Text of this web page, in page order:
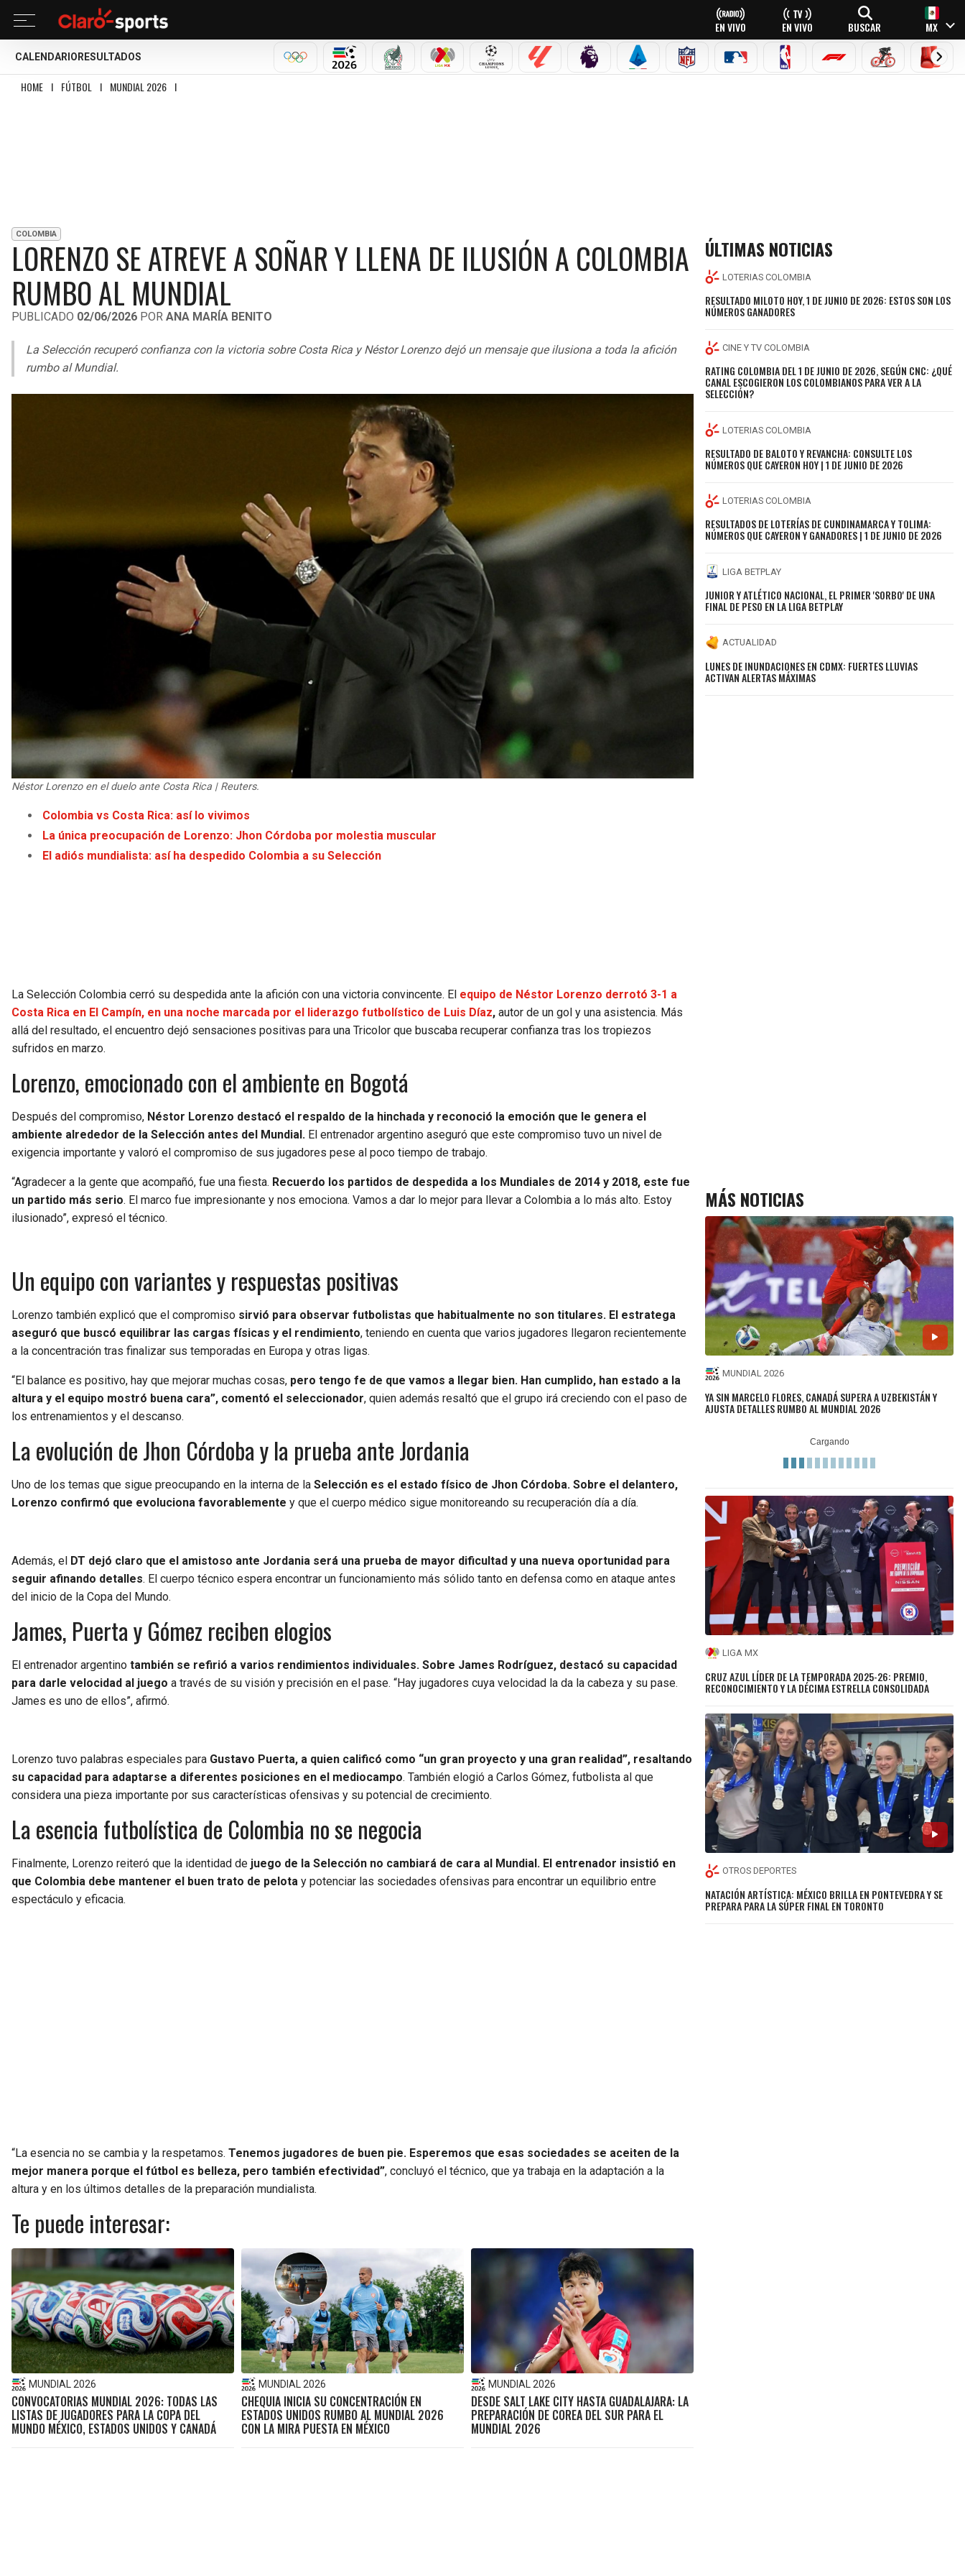
EN VIVO EN VIVO BUSCAR MX
CALENDARIO RESULTADOS
OLÍMPICOSMUNDIAL 2026SELECCIÓN MEXICANA
LIGA MX CHAMPIONS LEAGUE
LALIGA PREMIER LEAGUE
SERIE A NFL MLB NBA FÓRMULA 1CICLISMOBOXEO
HOME I FÚTBOL I MUNDIAL 2026 I
COLOMBIA
LORENZO SE ATREVE A SOÑAR Y LLENA DE ILUSIÓN A COLOMBIA
RUMBO AL MUNDIAL
PUBLICADO 02/06/2026 POR ANA MARÍA BENITO
La Selección recuperó confianza con la victoria sobre Costa Rica y Néstor Lorenzo dejó un mensaje que ilusiona a toda la afición
rumbo al Mundial.
Néstor Lorenzo en el duelo ante Costa Rica | Reuters.
Colombia vs Costa Rica: así lo vivimos
La única preocupación de Lorenzo: Jhon Córdoba por molestia muscular
El adiós mundialista: así ha despedido Colombia a su Selección
La Selección Colombia cerró su despedida ante la afición con una victoria convincente. El equipo de Néstor Lorenzo derrotó 3-1 a
Costa Rica en El Campín, en una noche marcada por el liderazgo futbolístico de Luis Díaz, autor de un gol y una asistencia. Más
allá del resultado, el encuentro dejó sensaciones positivas para una Tricolor que buscaba recuperar confianza tras los tropiezos
sufridos en marzo.
Lorenzo, emocionado con el ambiente en Bogotá
Después del compromiso, Néstor Lorenzo destacó el respaldo de la hinchada y reconoció la emoción que le genera el
ambiente alrededor de la Selección antes del Mundial. El entrenador argentino aseguró que este compromiso tuvo un nivel de
exigencia importante y valoró el compromiso de sus jugadores pese al poco tiempo de trabajo.
“Agradecer a la gente que acompañó, fue una fiesta. Recuerdo los partidos de despedida a los Mundiales de 2014 y 2018, este fue
un partido más serio. El marco fue impresionante y nos emociona. Vamos a dar lo mejor para llevar a Colombia a lo más alto. Estoy
ilusionado”, expresó el técnico.
Un equipo con variantes y respuestas positivas
Lorenzo también explicó que el compromiso sirvió para observar futbolistas que habitualmente no son titulares. El estratega
aseguró que buscó equilibrar las cargas físicas y el rendimiento, teniendo en cuenta que varios jugadores llegaron recientemente
a la concentración tras finalizar sus temporadas en Europa y otras ligas.
“El balance es positivo, hay que mejorar muchas cosas, pero tengo fe de que vamos a llegar bien. Han cumplido, han estado a la
altura y el equipo mostró buena cara”, comentó el seleccionador, quien además resaltó que el grupo irá creciendo con el paso de
los entrenamientos y el descanso.
La evolución de Jhon Córdoba y la prueba ante Jordania
Uno de los temas que sigue preocupando en la interna de la Selección es el estado físico de Jhon Córdoba. Sobre el delantero,
Lorenzo confirmó que evoluciona favorablemente y que el cuerpo médico sigue monitoreando su recuperación día a día.
Además, el DT dejó claro que el amistoso ante Jordania será una prueba de mayor dificultad y una nueva oportunidad para
seguir afinando detalles. El cuerpo técnico espera encontrar un funcionamiento más sólido tanto en defensa como en ataque antes
del inicio de la Copa del Mundo.
James, Puerta y Gómez reciben elogios
El entrenador argentino también se refirió a varios rendimientos individuales. Sobre James Rodríguez, destacó su capacidad
para darle velocidad al juego a través de su visión y precisión en el pase. “Hay jugadores cuya velocidad la da la cabeza y su pase.
James es uno de ellos”, afirmó.
Lorenzo tuvo palabras especiales para Gustavo Puerta, a quien calificó como “un gran proyecto y una gran realidad”, resaltando
su capacidad para adaptarse a diferentes posiciones en el mediocampo. También elogió a Carlos Gómez, futbolista al que
considera una pieza importante por sus características ofensivas y su potencial de crecimiento.
La esencia futbolística de Colombia no se negocia
Finalmente, Lorenzo reiteró que la identidad de juego de la Selección no cambiará de cara al Mundial. El entrenador insistió en
que Colombia debe mantener el buen trato de pelota y potenciar las sociedades ofensivas para encontrar un equilibrio entre
espectáculo y eficacia.
“La esencia no se cambia y la respetamos. Tenemos jugadores de buen pie. Esperemos que esas sociedades se aceiten de la
mejor manera porque el fútbol es belleza, pero también efectividad”, concluyó el técnico, que ya trabaja en la adaptación a la
altura y en los últimos detalles de la preparación mundialista.
Te puede interesar:
MUNDIAL 2026
CONVOCATORIAS MUNDIAL 2026: TODAS LAS
LISTAS DE JUGADORES PARA LA COPA DEL
MUNDO MÉXICO, ESTADOS UNIDOS Y CANADÁ
MUNDIAL 2026
CHEQUIA INICIA SU CONCENTRACIÓN EN
ESTADOS UNIDOS RUMBO AL MUNDIAL 2026
CON LA MIRA PUESTA EN MÉXICO
MUNDIAL 2026
DESDE SALT LAKE CITY HASTA GUADALAJARA: LA
PREPARACIÓN DE COREA DEL SUR PARA EL
MUNDIAL 2026
ÚLTIMAS NOTICIAS
LOTERIAS COLOMBIA
RESULTADO MILOTO HOY, 1 DE JUNIO DE 2026: ESTOS SON LOS
NÚMEROS GANADORES
CINE Y TV COLOMBIA
RATING COLOMBIA DEL 1 DE JUNIO DE 2026, SEGÚN CNC: ¿QUÉ
CANAL ESCOGIERON LOS COLOMBIANOS PARA VER A LA
SELECCIÓN?
LOTERIAS COLOMBIA
RESULTADO DE BALOTO Y REVANCHA: CONSULTE LOS
NÚMEROS QUE CAYERON HOY | 1 DE JUNIO DE 2026
LOTERIAS COLOMBIA
RESULTADOS DE LOTERÍAS DE CUNDINAMARCA Y TOLIMA:
NÚMEROS QUE CAYERON Y GANADORES | 1 DE JUNIO DE 2026
LIGA BETPLAY
JUNIOR Y ATLÉTICO NACIONAL, EL PRIMER 'SORBO' DE UNA
FINAL DE PESO EN LA LIGA BETPLAY
ACTUALIDAD
LUNES DE INUNDACIONES EN CDMX: FUERTES LLUVIAS
ACTIVAN ALERTAS MÁXIMAS
MÁS NOTICIAS
MUNDIAL 2026
YA SIN MARCELO FLORES, CANADÁ SUPERA A UZBEKISTÁN Y
AJUSTA DETALLES RUMBO AL MUNDIAL 2026
LIGA MX
CRUZ AZUL LÍDER DE LA TEMPORADA 2025-26: PREMIO,
RECONOCIMIENTO Y LA DÉCIMA ESTRELLA CONSOLIDADA
OTROS DEPORTES
NATACIÓN ARTÍSTICA: MÉXICO BRILLA EN PONTEVEDRA Y SE
PREPARA PARA LA SÚPER FINAL EN TORONTO